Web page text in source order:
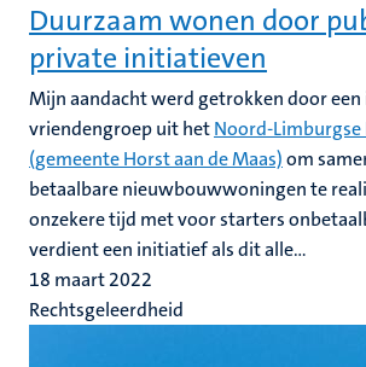
Duurzaam wonen door
private initiatieven
Mijn aandacht werd getrokken door
vriendengroep uit hetNoord-Limburgse
(gemeente Horst aan de Maas)om
betaalbare nieuwbouwwoningen te
onzekere tijd met voor starters
verdient een initiatief als dit alle...
18 maart 2022
Rechtsgeleerdheid